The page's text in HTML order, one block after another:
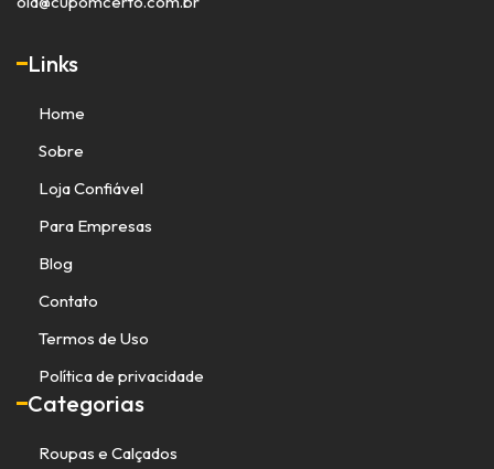
Links
Home
Sobre
Loja Confiável
Para Empresas
Blog
Contato
Termos de Uso
Política de privacidade
Categorias
Roupas e Calçados